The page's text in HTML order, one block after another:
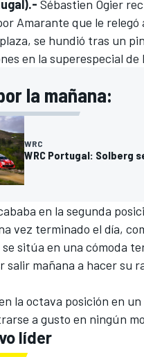
Sébastien Ogier
Amarante que le
se hundió tras un
en la superespecial de
la mañana:
WRC
WRC Portugal: Solberg
en la segunda
vez terminado el día,
sitúa en una cómoda
salir mañana a hacer su
la octava posición en
a gusto en ningún
líder